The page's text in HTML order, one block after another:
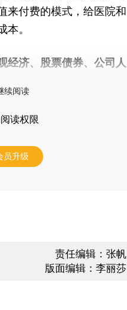
来付费的模式，给医院和
。
经济、股票债券、公司人
续阅读
读权限
员升级
责任编辑：张帆
版面编辑：李丽莎